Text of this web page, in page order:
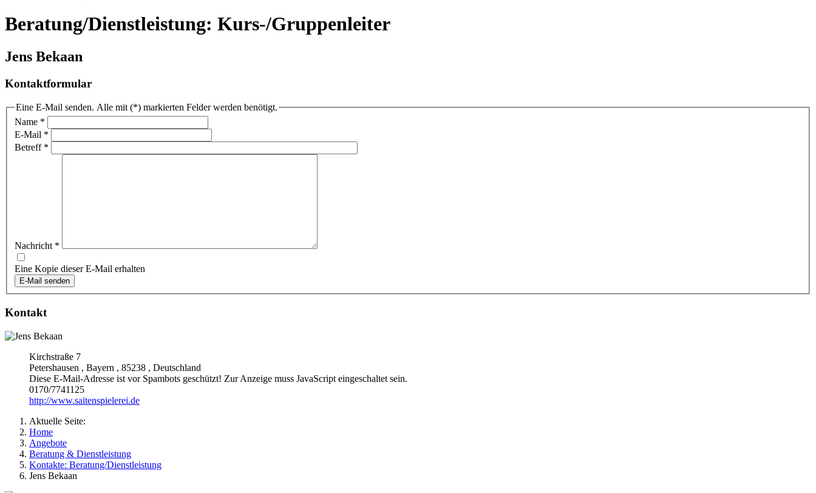
Beratung/Dienstleistung: Kurs-/Gruppenleiter
Jens Bekaan
Kontaktformular
Eine E-Mail senden. Alle mit (*) markierten Felder werden benötigt.
Name *
E-Mail *
Betreff*
Nachricht *
Eine Kopie dieser E-Mail erhalten
E-Mail senden
Kontakt
Kirchstraße 7
Petershausen , Bayern , 85238 , Deutschland
Diese E-Mail-Adresse ist vor Spambots geschützt! Zur Anzeige muss JavaScript eingeschaltet sein.
0170/7741125
http://www.saitenspielerei.de
Aktuelle Seite:
Home
Angebote
Beratung & Dienstleistung
Kontakte: Beratung/Dienstleistung
Jens Bekaan